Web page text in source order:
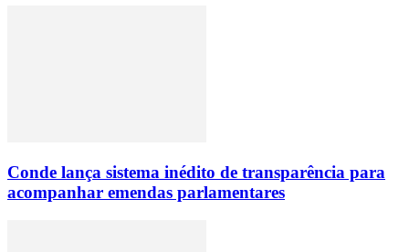
Conde lança sistema inédito de transparência para
acompanhar emendas parlamentares